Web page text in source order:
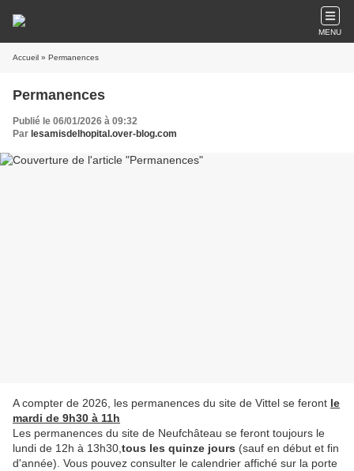
MENU
Accueil » Permanences
Permanences
Publié le 06/01/2026 à 09:32
Par lesamisdelhopital.over-blog.com
A compter de 2026, les permanences du site de Vittel se feront le
mardi de 9h30 à 11h
Les permanences du site de Neufchâteau se feront toujours le
lundi de 12h à 13h30, tous les quinze jours (sauf en début et fin
d'année). Vous pouvez consulter le calendrier affiché sur la porte